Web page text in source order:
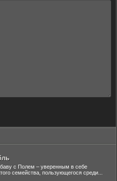
с Полем – уверенным в себе
семейства, пользующегося среди...